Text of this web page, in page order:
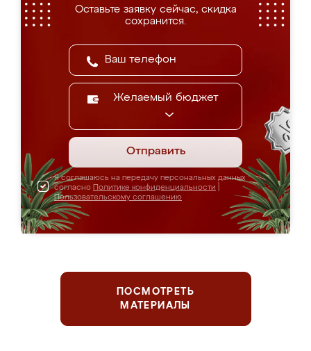
Оставьте заявку сейчас, скидка
сохранится.
Желаемый бюджет
Отправить
Я соглашаюсь на передачу персональных данных
согласно Политике конфиденциальности
Пользовательскому соглашению
ПОСМОТРЕТЬ
МАТЕРИАЛЫ